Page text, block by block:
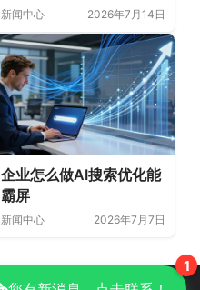
新风口
新闻中心 2026年7月14日
企业怎么做AI搜索优化能
霸屏
新闻中心 2026年7月7日
1